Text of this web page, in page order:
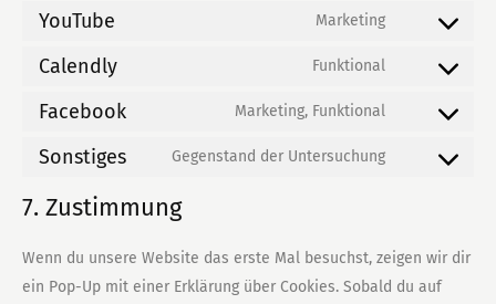
google-
recaptcha
google-
maps
YouTube Marketing
Consent
youtube
Calendly Funktional
Consent
calendly
Facebook Marketing, Funktional
Consent
Sonstiges Gegenstand der Untersuchung
Consent
sonstiges
7. Zustimmung
Wenn du unsere Website das erste Mal besuchst, zeigen wir dir
ein Pop-Up mit einer Erklärung über Cookies. Sobald du auf